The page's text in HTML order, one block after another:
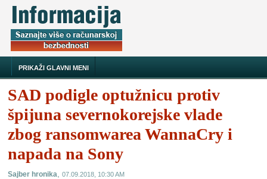
PRIKAŽI GLAVNI MENI
SAD podigle optužnicu protiv
špijuna severnokorejske vlade
zbog ransomwarea WannaCry i
napada na Sony
Sajber hronika,07.09.2018, 10:30 AM